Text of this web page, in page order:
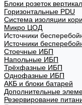
Блоки розеток
Горизонтальные PDU
Система изоляции
Микро ЦОД
Источники
Источники
Стоечные ИБП
Напольные ИБП
Трёхфазные ИБП
Однофазные ИБП
АКБ и блоки батарей
Дополнительные
Резервирование